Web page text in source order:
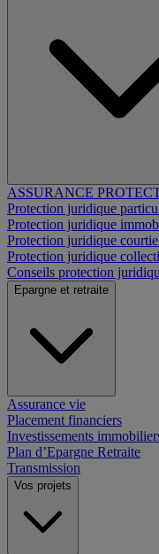
ASSURANCE
Protection juridique
Protection juridique
Protection juridique
Protection juridique
Conseils protection
Epargne et retraite
Assurance vie
Placement financiers
Investissements
Plan d’Epargne Retraite
Transmission
Vos projets